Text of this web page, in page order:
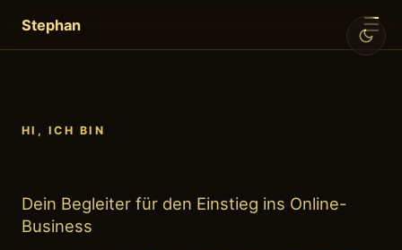
Stephan ☰
HI, ICH BIN
Dein Begleiter für den Einstieg ins Online-
Business